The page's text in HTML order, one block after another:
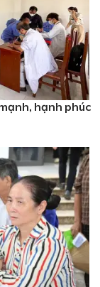
hạnh phúc